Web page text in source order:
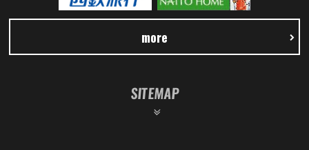
more
SITEMAP